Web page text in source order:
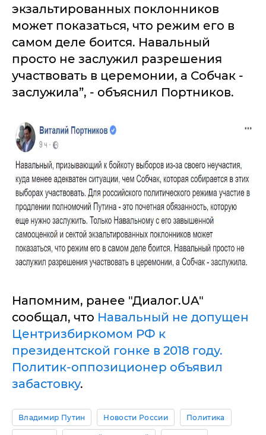
экзальтированных поклонников
может показаться, что режим его в
самом деле боится. Навальный
просто не заслужил разрешения
участвовать в церемонии, а Собчак -
заслужила”, - объяснил Портников.
Напомним, ранее "Диалог.UA"
сообщал, что Навальный не допущен
Центризбиркомом РФ к
президентской гонке в 2018 году.
Политик-оппозиционер объявил
забастовку.
Владимир Путин Новости России Политика